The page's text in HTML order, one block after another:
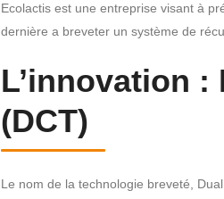
Ecolactis est une entreprise visant à
dernière a breveter un système de
L’innovation
(DCT)
Le nom de la technologie breveté,